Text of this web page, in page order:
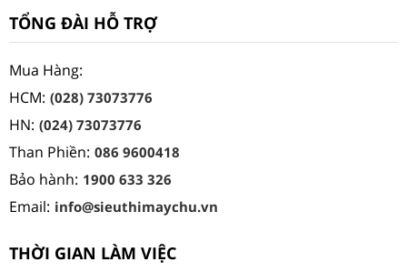
TỔNG ĐÀI HỖ TRỢ
Mua Hàng:
HCM: (028) 73073776
HN: (024) 73073776
Than Phiền: 086 9600418
Bảo hành: 1900 633 326
Email: info@sieuthimaychu.vn
THỜI GIAN LÀM VIỆC